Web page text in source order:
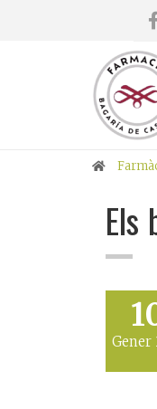
Compra
Farmàcia
Xerrades
Promocions
Encárrec
fórmules
Els
Gener